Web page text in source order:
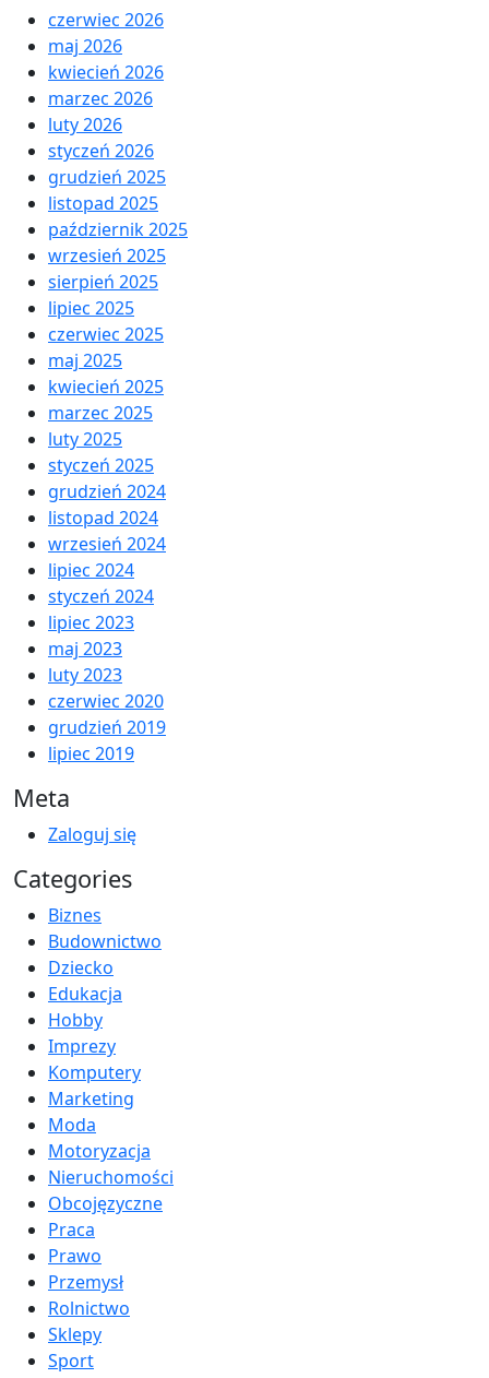
czerwiec 2026
maj 2026
kwiecień 2026
marzec 2026
luty 2026
styczeń 2026
grudzień 2025
listopad 2025
październik 2025
wrzesień 2025
sierpień 2025
lipiec 2025
czerwiec 2025
maj 2025
kwiecień 2025
marzec 2025
luty 2025
styczeń 2025
grudzień 2024
listopad 2024
wrzesień 2024
lipiec 2024
styczeń 2024
lipiec 2023
maj 2023
luty 2023
czerwiec 2020
grudzień 2019
lipiec 2019
Meta
Zaloguj się
Categories
Biznes
Budownictwo
Dziecko
Edukacja
Hobby
Imprezy
Komputery
Marketing
Moda
Motoryzacja
Nieruchomości
Obcojęzyczne
Praca
Prawo
Przemysł
Rolnictwo
Sklepy
Sport